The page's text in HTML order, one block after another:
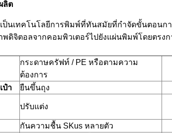
ลิต
ป็นเทคโนโลยีการพิมพ์ที่ทันสมัยที่กําจัดขั้นตอน
พดิจิตอลจากคอมพิวเตอร์ไปยังแผ่นพิมพ์โดยตร
กระดาษครัฟท์ / PE หรือตามความ
ต้องการ
ป๋า
ยืนขึ้นถุง
ปรับแต่ง
กันความชื้น SKus หลายตัว